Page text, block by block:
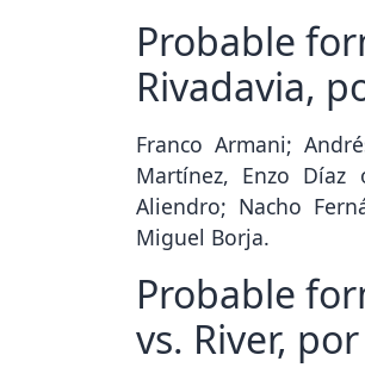
Probable
Rivadavia,
Franco Armani;
Martínez, Enzo Díaz
Aliendro; Nacho
Miguel Borja.
Probable
vs. River,